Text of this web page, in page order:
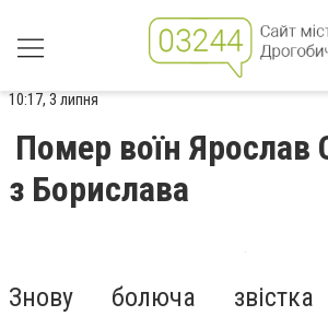
10:17, 3 липня
Помер воїн Ярослав
з Борислава
Знову болюча звістка